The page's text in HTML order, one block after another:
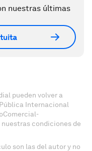
nuestras últimas
pueden volver a
Internacional
condiciones de
son las del autor y no